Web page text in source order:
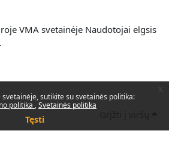
sutikite su svetainės politika:
politika Svetainės politika
Tęsti
VMA svetainėje Naudotojai elgsis